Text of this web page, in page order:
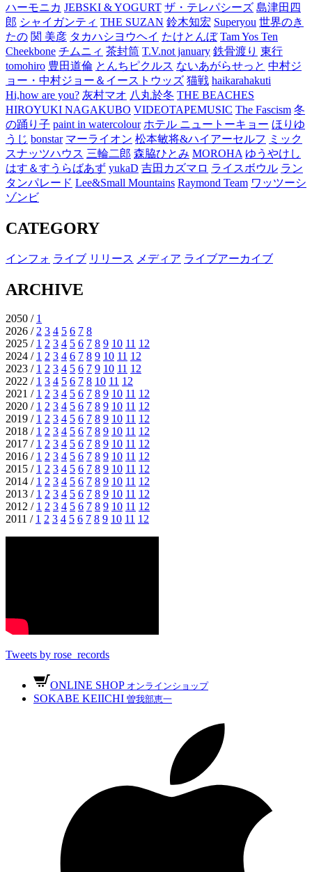
ハーモニカ JEBSKI & YOGURT ザ・テレパシーズ 島津田四
郎 シャイガンティ THE SUZAN 鈴木知宏 Superyou 世界のき
たの 関 美彦 タカハシヨウヘイ たけとんぼ Tam Yos Ten
Cheekbone チムニィ 茶封筒 T.V.not january 鉄骨渡り 東行
tomohiro 豊田道倫 とんちピクルス ないあがらせっと 中村ジ
ョー・中村ジョー＆イーストウッズ 猫戦 haikarahakuti
Hi,how are you? 灰村マオ 八丸於冬 THE BEACHES
HIROYUKI NAGAKUBO VIDEOTAPEMUSIC The Fascism 冬
の踊り子 paint in watercolour ホテル ニュートーキョー ほりゆ
うじ bonstar マーライオン 松本敏将&ハイアーセルフ ミック
スナッツハウス 三輪二郎 森脇ひとみ MOROHA ゆうやけし
はす＆すうらばあず yukaD 吉田カズマロ ライスボウル ラン
タンパレード Lee&Small Mountains Raymond Team ワッツーシ
ゾンビ
CATEGORY
インフォ ライブ リリース メディア ライブアーカイブ
ARCHIVE
2050 / 1
2026 /2 3 4 5 6 7 8
2025 / 1 2 3 4 5 6 7 8 9 10 11 12
2024 / 1 2 3 4 6 7 8 9 10 11 12
2023 / 1 2 3 4 5 6 7 9 10 11 12
2022 / 1 3 4 5 6 7 8 10 11 12
2021 / 1 2 3 4 5 6 7 8 9 10 11 12
2020 / 1 2 3 4 5 6 7 8 9 10 11 12
2019 / 1 2 3 4 5 6 7 8 9 10 11 12
2018 / 1 2 3 4 5 6 7 8 9 10 11 12
2017 / 1 2 3 4 5 6 7 8 9 10 11 12
2016 / 1 2 3 4 5 6 7 8 9 10 11 12
2015 / 1 2 3 4 5 6 7 8 9 10 11 12
2014 / 1 2 3 4 5 6 7 8 9 10 11 12
2013 / 1 2 3 4 5 6 7 8 9 10 11 12
2012 / 1 2 3 4 5 6 7 8 9 10 11 12
2011 / 1 2 3 4 5 6 7 8 9 10 11 12
Tweets by rose_records
ONLINE SHOP オンラインショップ
SOKABE KEIICHI 曽我部恵一